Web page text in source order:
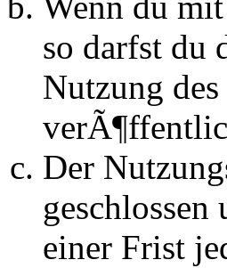
so darfst du
Nutzung
Der
einer Frist